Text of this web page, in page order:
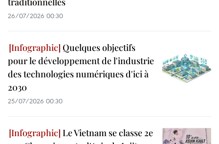
26/07/2026 00:30
Quelques objectifs
pour le développement de l'industrie
des technologies numériques d'ici à
2030
25/07/2026 00:30
Le Vietnam se classe 2e